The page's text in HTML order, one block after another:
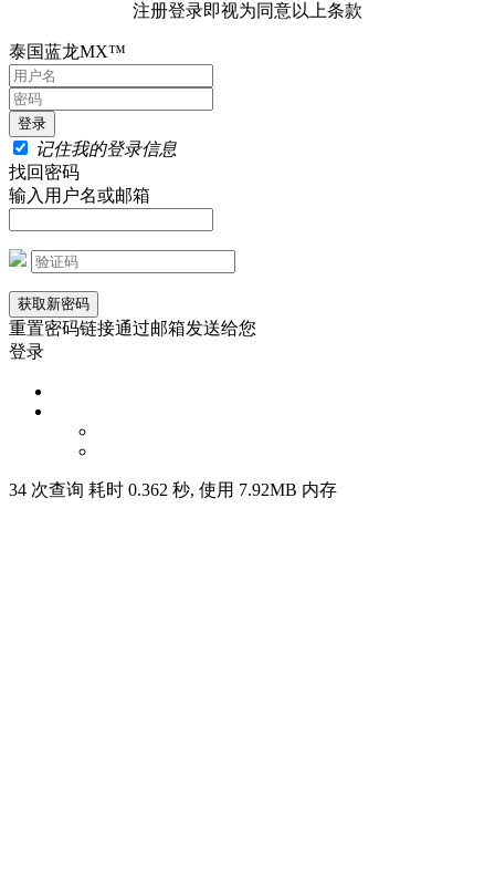
注册登录即视为同意以上条款
泰国蓝龙MX™
记住我的登录信息
找回密码
输入用户名或邮箱
重置密码链接通过邮箱发送给您
登录
34 次查询 耗时 0.362 秒, 使用 7.92MB 内存